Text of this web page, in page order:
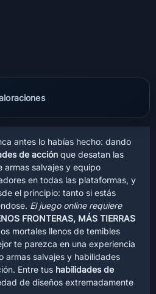
antes lo habías hecho: dando
de acción que desatan las
salvajes y equipo
en todas las plataformas, y
el principio: tanto si estás
El juego online requiere
FRONTERAS, MÁS TIERRAS
mortales llenos de temibles
te parezca en una experiencia
armas salvajes y habilidades
Entre tus habilidades de
de diseños extremadamente